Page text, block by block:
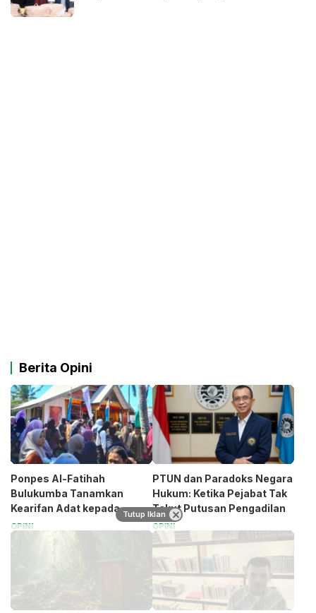
Berita Opini
Ponpes Al-Fatihah
Bulukumba Tanamkan
Kearifan Adat kepada
Santri (Bagian 1)
OPINI
PTUN dan Paradoks Negara
Hukum: Ketika Pejabat Tak
Takut Putusan Pengadilan
OPINI
Tutup Iklan